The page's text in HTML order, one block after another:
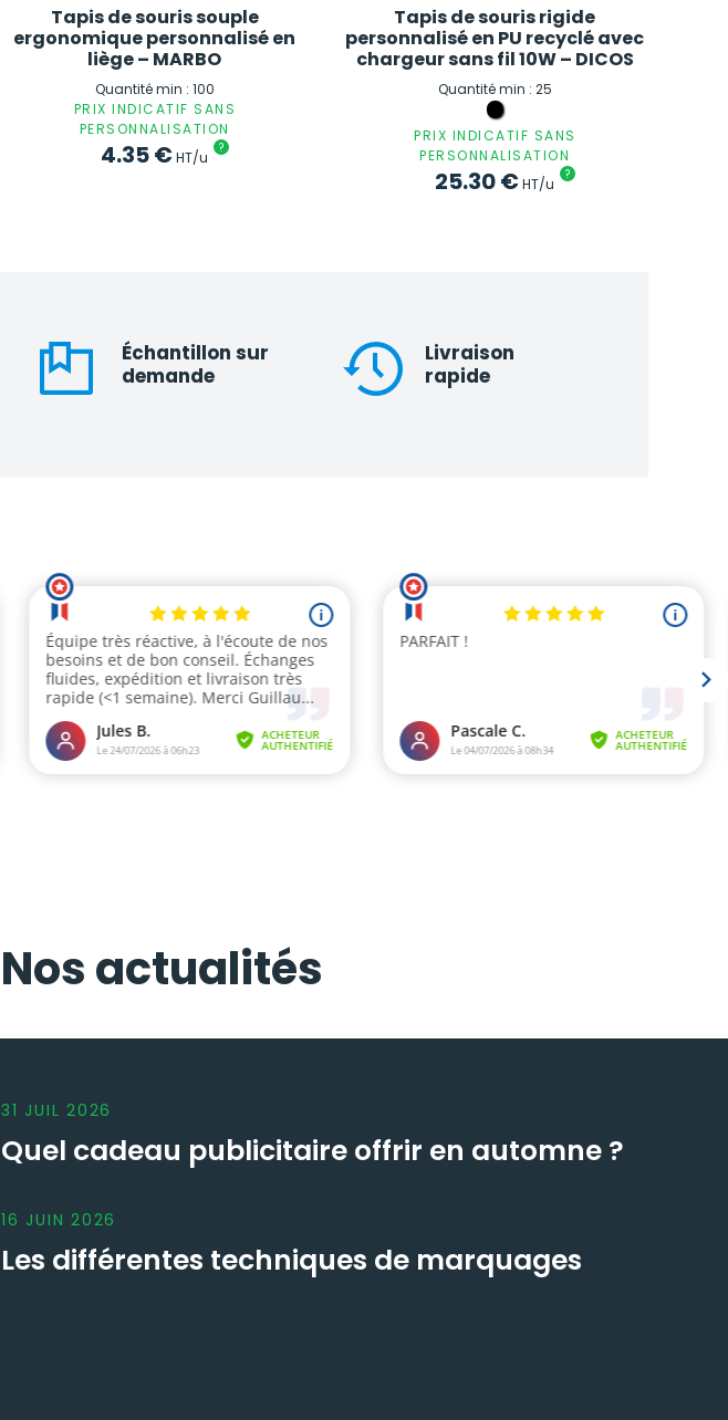
Tapis de souris souple
ergonomique personnalisé en
liège – MARBO
Quantité min : 100
PRIX INDICATIF SANS
PERSONNALISATION
4.35€HT/u
?
Tapis de souris rigide
personnalisé en PU recyclé avec
chargeur sans fil 10W – DICOS
Quantité min : 25
PRIX INDICATIF SANS
PERSONNALISATION
25.30€HT/u
?
Échantillon sur
demande
Livraison
rapide
Nos actualités
31 JUIL 2026
Quel cadeau publicitaire offrir en automne ?
16 JUIN 2026
Les différentes techniques de marquages